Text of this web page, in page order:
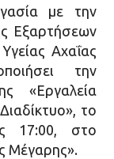
με την
Εξαρτήσεων
Αχαΐας
την
«Εργαλεία
το
17:00, στο
Μέγαρης».